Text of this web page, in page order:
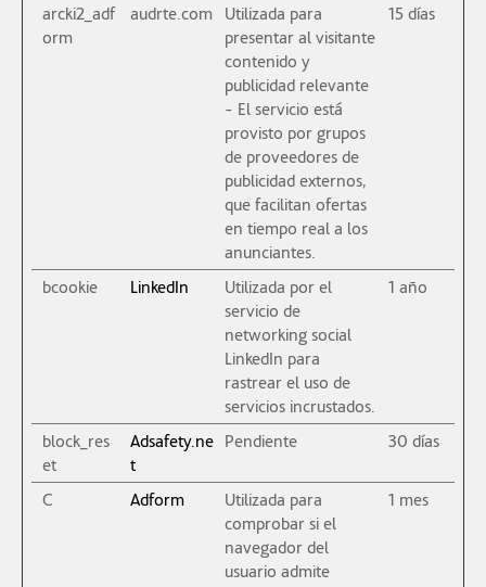
arcki2_adf
orm
audrte.com
Utilizada para
presentar al visitante
contenido y
publicidad relevante
- El servicio está
provisto por grupos
de proveedores de
publicidad externos,
que facilitan ofertas
en tiempo real a los
anunciantes.
15 días
bcookie LinkedIn
Utilizada por el
servicio de
networking social
LinkedIn para
rastrear el uso de
servicios incrustados.
1 año
block_res
et
Adsafety.ne
t
Pendiente 30 días
C Adform
Utilizada para
comprobar si el
navegador del
usuario admite
1 mes